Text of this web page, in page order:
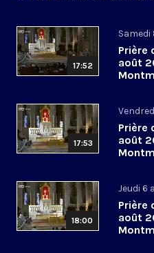
17:52
Prière
août
17:53
Prière
août
18:00
Jeudi 6
Prière
août